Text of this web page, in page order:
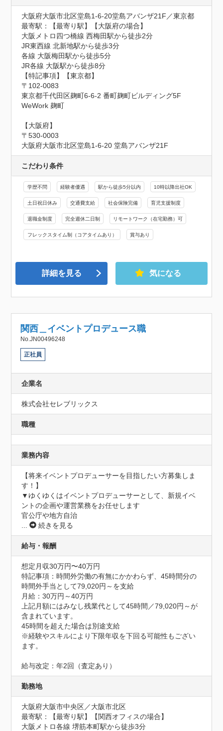
大阪府大阪市北区堂島1-6-20堂島アバンザ21F／東京都
最寄駅：【最寄り駅】【大阪府の場合】
大阪メトロ四つ橋線 西梅田駅から徒歩2分
JR東西線 北新地駅から徒歩3分
各線 大阪梅田駅から徒歩5分
JR各線 大阪駅から徒歩8分
【特記事項】【東京都】
〒102-0083
東京都千代田区麹町6-6-2 番町麹町ビルディング5F
WeWork 麹町
【大阪府】
〒530-0003
大阪府大阪市北区堂島1-6-20 堂島アバンザ21F
こだわり条件
学歴不問 経験者優遇 駅から徒歩5分以内 10時以降出社OK
土日祝日休み 交通費支給 社会保険完備 育児支援制度
退職金制度 完全週休二日制 リモートワーク（在宅勤務）可
フレックスタイム制（コアタイムあり） 賞与あり
詳細を見る 気になる
関西＿イベントプロデュース職
No.JN00496248
正社員
企業名
株式会社セレブリックス
職種
業務内容
【将来イベントプロデューサーを目指したい方募集しま
す！】
▼ゆくゆくはイベントプロデューサーとして、新規イベ
ントの企画や運営業務をお任せします
官公庁や地方自治
...
続きを見る
給与・報酬
想定月収30万円〜40万円
特記事項：時間外労働の有無にかかわらず、45時間分の
時間外手当として79,020円～を支給
月給：30万円～40万円
上記月額にはみなし残業代として45時間／79,020円～が
含まれています。
45時間を超えた場合は別途支給
※経験やスキルにより下限年収を下回る可能性もござい
ます。
給与改定：年2回（査定あり）
勤務地
大阪府大阪市中央区／大阪市北区
最寄駅：【最寄り駅】【関西オフィスの場合】
大阪メトロ各線 堺筋本町駅から徒歩3分